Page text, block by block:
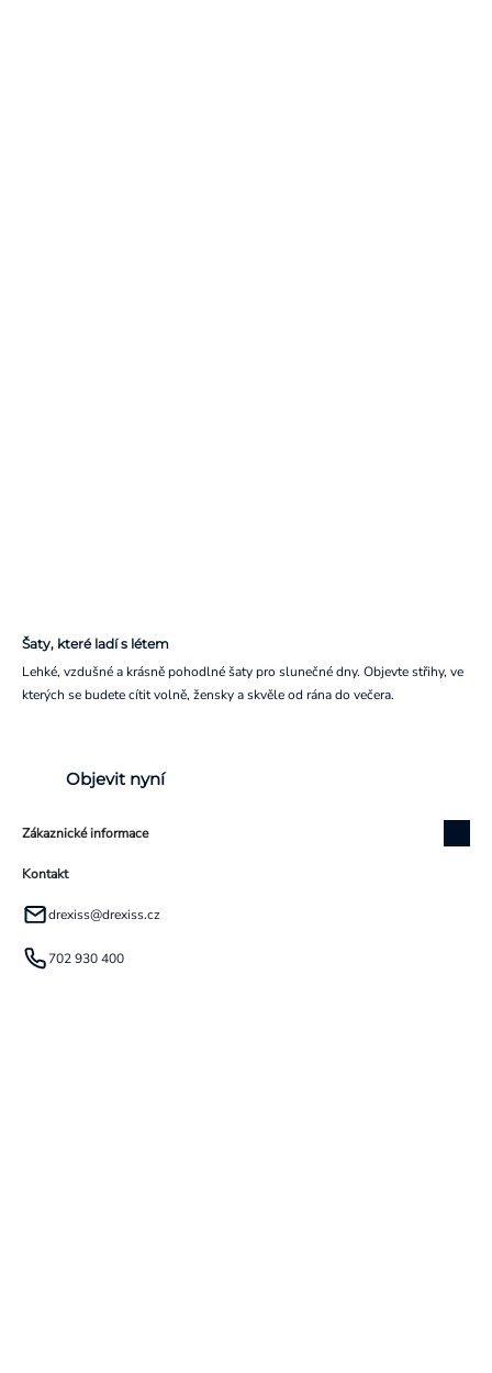
Šaty, které ladí s létem
Lehké, vzdušné a krásně pohodlné šaty pro slunečné dny. Objevte střihy, ve
kterých se budete cítit volně, žensky a skvěle od rána do večera.
Objevit nyní
Zákaznické informace
Kontakt
drexiss@drexiss.cz
702 930 400